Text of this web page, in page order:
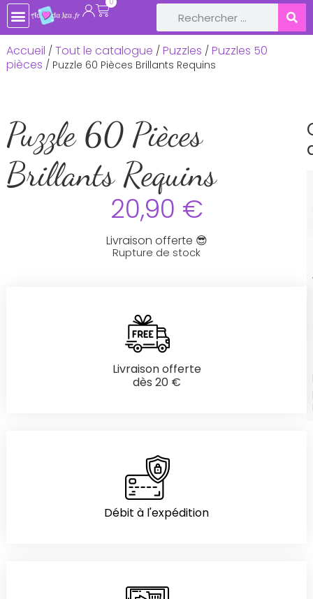
Accueil / Tout le catalogue / Puzzles / Puzzles 50
pièces / Puzzle 60 Pièces Brillants Requins
Puzzle 60 Pièces
Brillants Requins
20,90 €
Livraison offerte 😎
Rupture de stock
Livraison offerte
dès 20 €
Débit à l'expédition